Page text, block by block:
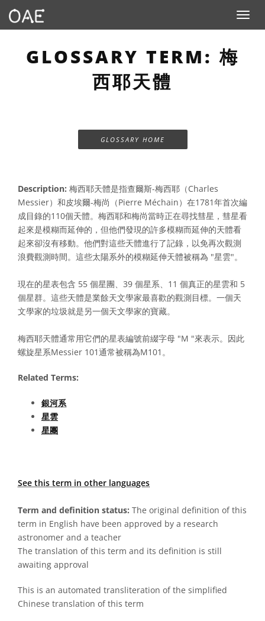
Toggle
GLOSSARY TERM: 梅
西耶天體
GLOSSARY HOME
Description: 梅西耶天體是指查爾斯-梅西耶（Charles
Messier）和皮埃爾-梅尚（Pierre Méchain）在1781年首次編
成目錄的110個天體。梅西耶和梅尚當時正在尋找彗星，彗星看
起來是模糊而延伸的，但他們發現的許多模糊而延伸的天體看
起來卻沒有移動。他們對這些天體進行了記錄，以免再次觀測
浪費觀測時間。這些太陽系外的模糊延伸天體被稱為 "星雲"。
現在的星表包含 55 個星團、39 個星系、11 個真正的星雲和 5
個星群。這些天體是業餘天文學家最喜歡的觀測目標。一個天
文學家的垃圾就是另一個天文學家的寶藏。
梅西耶天體通常用它們的星表編號前綴字母 "M "來表示。因此
螺旋星系Messier 101通常被稱為M101。
Related Terms:
銀河系
星雲
星團
See this term in other languages
Term and definition status: The original definition of this
term in English have been approved by a research
astronomer and a teacher
The translation of this term and its definition is still
awaiting approval
This is an automated transliteration of the simplified
Chinese translation of this term